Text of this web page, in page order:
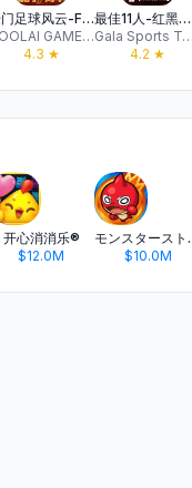
豪门足球风云-FIFPro官方授权3D掌上足球手游
HOOLAI GAME LIMITED
4.3 ★
最佳11人-红黑传奇 联袂登场
Gala Sports Technology Limited
4.2 ★
开心消消乐®
$12.0M
モン
$10.0M